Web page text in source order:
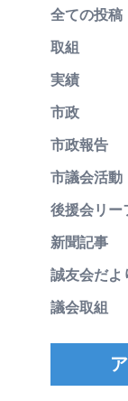
全ての投稿
取組
実績
市政
市政報告
市議会活動
後援会リー
新聞記事
誠友会だよ
議会取組